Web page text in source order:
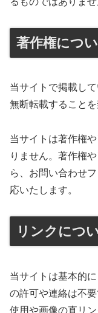
著作権につ
当サイトで掲載し
無断転載することを
当サイトは著作権
りません。著作権
ら、お問い合わせ
応いたします。
リンクにつ
当サイトは基本的
の許可や連絡は不
使用や画像の直リン